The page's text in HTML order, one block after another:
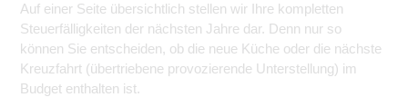
Auf einer Seite übersichtlich stellen wir Ihre kompletten
Steuerfälligkeiten der nächsten Jahre dar. Denn nur so
können Sie entscheiden, ob die neue Küche oder die nächste
Kreuzfahrt (übertriebene provozierende Unterstellung) im
Budget enthalten ist.